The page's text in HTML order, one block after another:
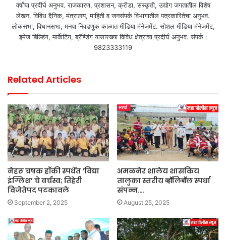
वर्षांचा प्रदीर्घ अनुभव. राजकारण, प्रशासन, क्रीडा, संस्कृती, उद्योग जगतातील विशेष
लेखन. विविध दैनिक, मंत्रालय, माहिती व जनसंपर्क विभागातील पत्रकारितेचा अनुभव.
लोकसभा, विधानसभा, मनपा निवडणूक काळात मीडिया मॅनेजमेंट. सोशल मीडिया मॅनेजमेंट,
इमेज बिल्डिंग, मार्केटिंग, ब्रॅण्डिंग यासारख्या विविध क्षेत्राचा प्रदीर्घ अनुभव. संपर्क :
9823333119
Related Articles
नेहरू चषक हॉकी स्पर्धेत ‘विद्या
इंग्लिश’ चे वर्चस्व; तिहेरी
विजेतेपद पटकावले
September 2, 2025
अमळनेर शालेय शासकिय
तालुका स्तरीय व्हाॕलिबाॕल स्पर्धा
संपन्न….
August 25, 2025